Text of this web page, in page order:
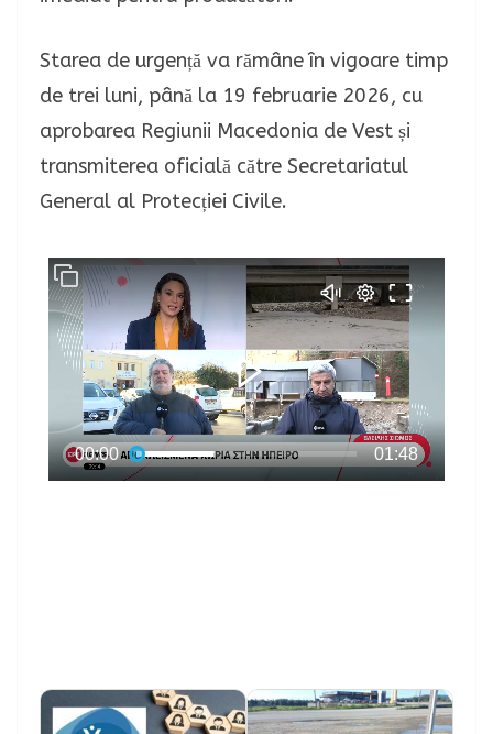
Starea de urgență va rămâne în vigoare timp
de trei luni, până la 19 februarie 2026, cu
aprobarea Regiunii Macedonia de Vest și
transmiterea oficială către Secretariatul
General al Protecției Civile.